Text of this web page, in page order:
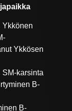
Ykkösen
karsinta
B-
B-